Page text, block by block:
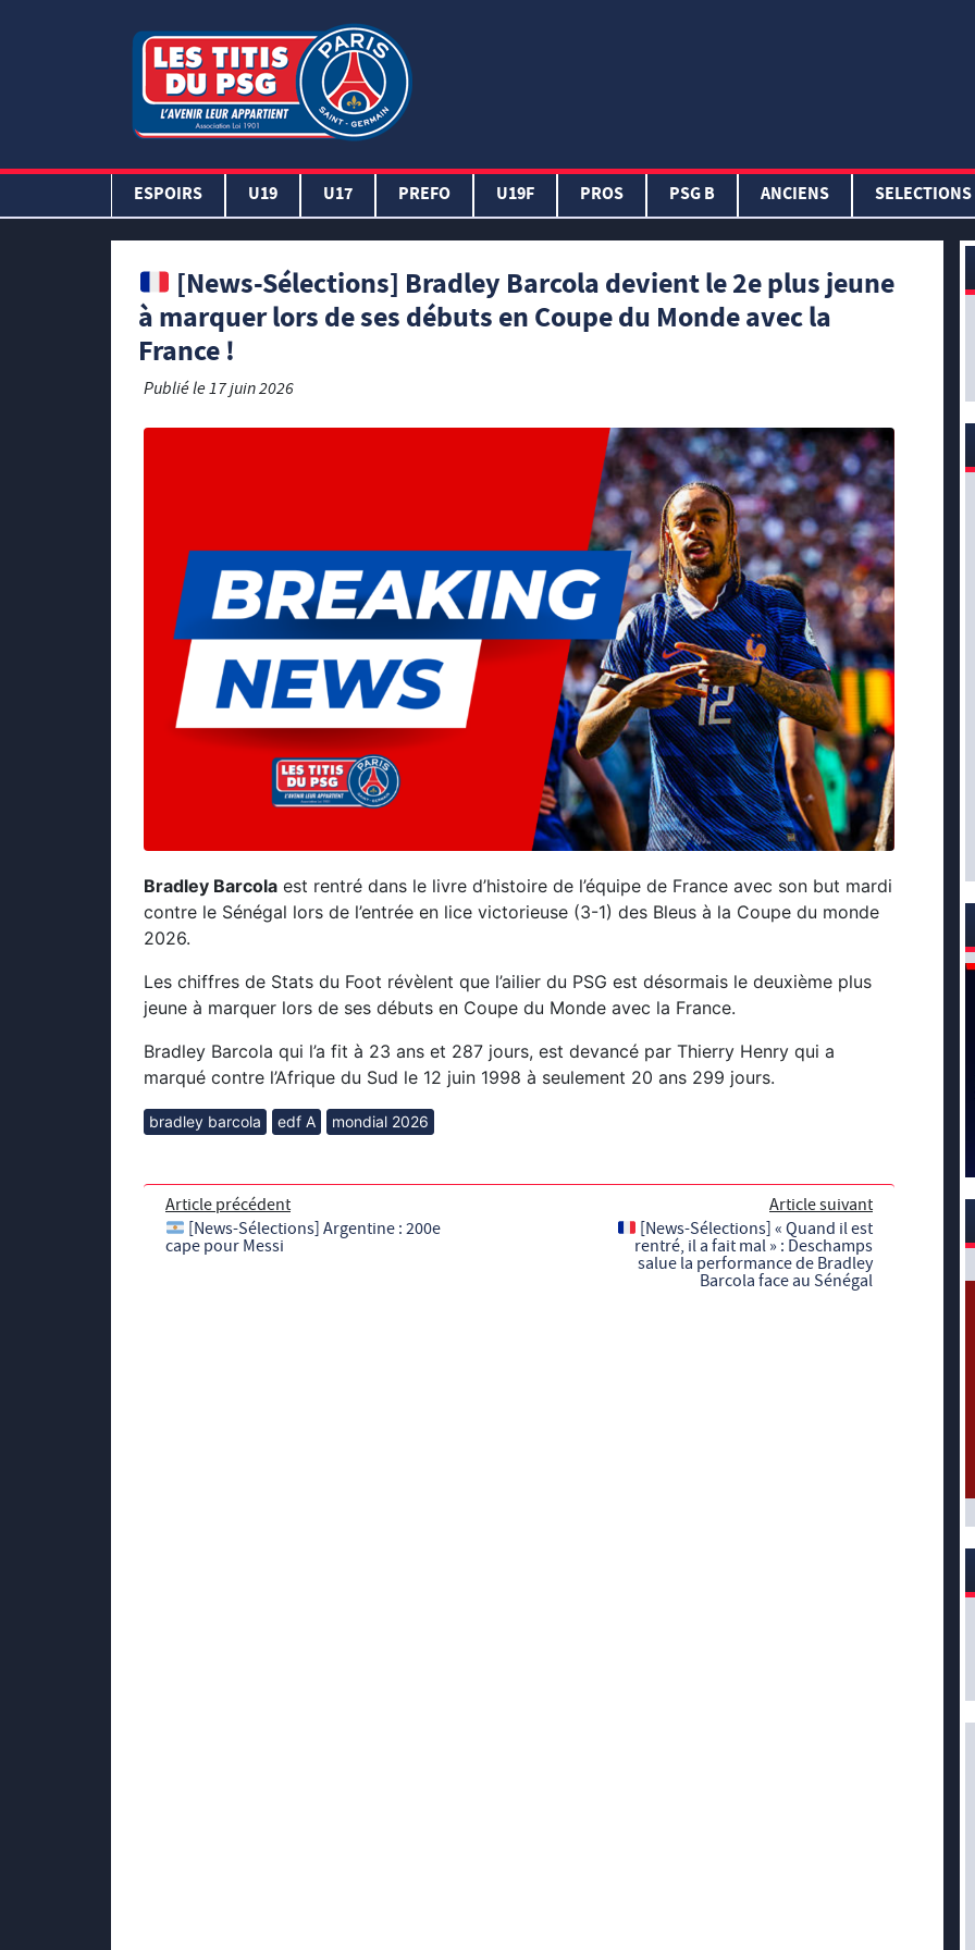
ESPOIRS U19 U17 PREFO U19F PROS PSG B ANCIENS SELECTIONS
[News-Sélections] Bradley Barcola devient le 2e plus jeune
à marquer lors de ses débuts en Coupe du Monde avec la
France !
Publié le17 juin 2026
Bradley Barcola est rentré dans le livre d’histoire de l’équipe de France avec son but mardi
contre le Sénégal lors de l’entrée en lice victorieuse (3-1) des Bleus à la Coupe du monde
2026.
Les chiffres de Stats du Foot révèlent que l’ailier du PSG est désormais le deuxième plus
jeune à marquer lors de ses débuts en Coupe du Monde avec la France.
Bradley Barcola qui l’a fit à 23 ans et 287 jours, est devancé par Thierry Henry qui a
marqué contre l’Afrique du Sud le 12 juin 1998 à seulement 20 ans 299 jours.
bradley barcola edf A mondial 2026
Article précédent
[News-Sélections] Argentine : 200e
cape pour Messi
Article suivant
[News-Sélections] « Quand il est
rentré, il a fait mal » : Deschamps
salue la performance de Bradley
Barcola face au Sénégal